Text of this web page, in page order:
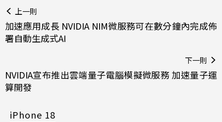
上一則
加速應用成長 NVIDIA NIM微服務可在數分鐘內完成佈
署自動生成式AI
下一則
NVIDIA宣布推出雲端量子電腦模擬微服務 加速量子運
算開發
iPhone 18